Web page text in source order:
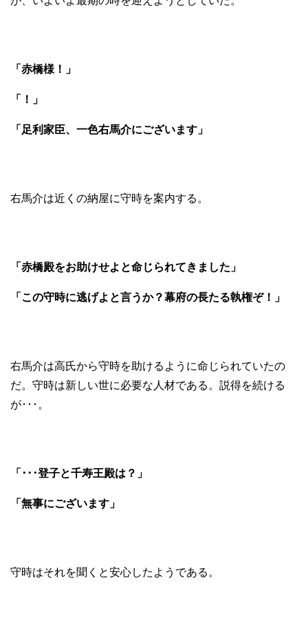
「赤橋様！」
「！」
「足利家臣、一色右馬介にございます」
右馬介は近くの納屋に守時を案内する。
「赤橋殿をお助けせよと命じられてきました」
「この守時に逃げよと言うか？幕府の長たる執権ぞ！」
右馬介は高氏から守時を助けるように命じられていたの
だ。守時は新しい世に必要な人材である。説得を続ける
が･･･。
「･･･登子と千寿王殿は？」
「無事にございます」
守時はそれを聞くと安心したようである。